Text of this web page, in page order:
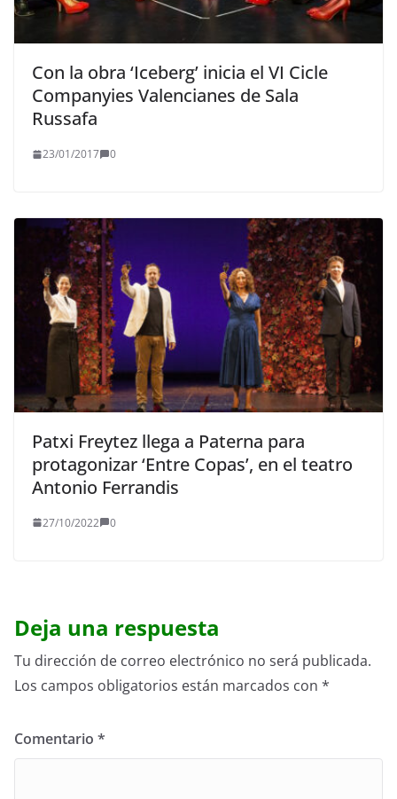
Con la obra ‘Iceberg’ inicia el VI Cicle
Companyies Valencianes de Sala
Russafa
23/01/2017 0
Patxi Freytez llega a Paterna para
protagonizar ‘Entre Copas’, en el teatro
Antonio Ferrandis
27/10/2022 0
Deja una respuesta
Tu dirección de correo electrónico no será publicada.
Los campos obligatorios están marcados con *
Comentario *